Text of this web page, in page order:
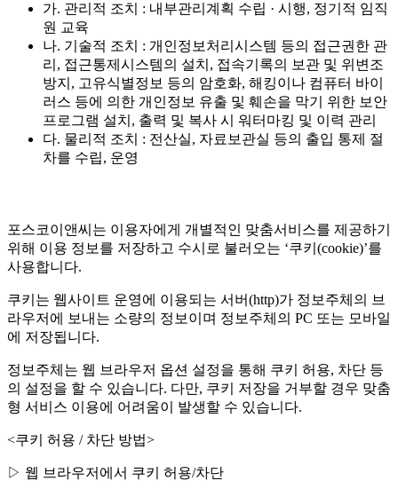
가. 관리적 조치 : 내부관리계획 수립 · 시행, 정기적 임직
원 교육
나. 기술적 조치 : 개인정보처리시스템 등의 접근권한 관
리, 접근통제시스템의 설치, 접속기록의 보관 및 위변조
방지, 고유식별정보 등의 암호화, 해킹이나 컴퓨터 바이
러스 등에 의한 개인정보 유출 및 훼손을 막기 위한 보안
프로그램 설치, 출력 및 복사 시 워터마킹 및 이력 관리
다. 물리적 조치 : 전산실, 자료보관실 등의 출입 통제 절
차를 수립, 운영
포스코이앤씨는 이용자에게 개별적인 맞춤서비스를 제공하기
위해 이용 정보를 저장하고 수시로 불러오는 ‘쿠키(cookie)’를
사용합니다.
쿠키는 웹사이트 운영에 이용되는 서버(http)가 정보주체의 브
라우저에 보내는 소량의 정보이며 정보주체의 PC 또는 모바일
에 저장됩니다.
정보주체는 웹 브라우저 옵션 설정을 통해 쿠키 허용, 차단 등
의 설정을 할 수 있습니다. 다만, 쿠키 저장을 거부할 경우 맞춤
형 서비스 이용에 어려움이 발생할 수 있습니다.
<쿠키 허용 / 차단 방법>
▷ 웹 브라우저에서 쿠키 허용/차단